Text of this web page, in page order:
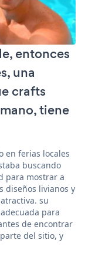
entonces
una
crafts
tiene
en ferias locales
buscando
para mostrar a
diseños livianos y
su
para
de encontrar
del sitio, y